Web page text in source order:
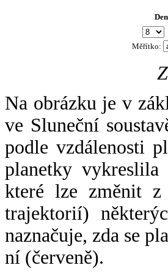
Den
Měřítko:
Na obrázku je v
ve Sluneční
podle vzdálenosti
planetky
které lze změnit z
trajektorií)
naznačuje, zda se
ní (červeně).